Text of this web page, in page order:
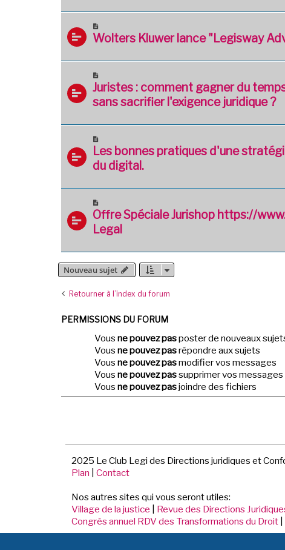
Wolters Kluwer lance "Legisway
Juristes : comment gagner du
sans sacrifier l'exigence juridique ?
Les bonnes pratiques d'une
du digital.
Offre Spéciale Jurishop https://
Legal
Nouveau sujet
Retourner à l’index du forum
PERMISSIONS DU FORUM
Vous ne pouvez pasposter de nouveaux
Vous ne pouvez pasrépondre aux sujets
Vous ne pouvez pasmodifier vos messages
Vous ne pouvez passupprimer vos messages
Vous ne pouvez pasjoindre des fichiers
2025 Le Club Legi des Directions juridiques et
Plan
Contact
Nos autres sites qui vous seront utiles:
Village de la justice
Revue des Directions
Congrès annuel RDV des Transformations du Droit